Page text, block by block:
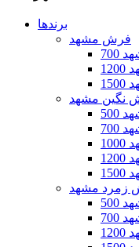
برندها
فرش مشهد
نگین مشهد
زمرد مشهد